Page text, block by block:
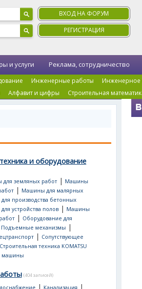
ВХОД НА ФОРУМ
РЕГИСТРАЦИЯ
Инженерные работы Инженерное
Алфавит и цифры Строительная
и услуги Реклама, сотрудничество
и оборудование
земляных работ| Машины
| Машины для малярных
производства бетонных
устройства полов| Машины
| Оборудование для
Подъемные механизмы |
| Сопутствующее
Строительная техника KOMATSU
машины
(404 записей)
| Канализация |